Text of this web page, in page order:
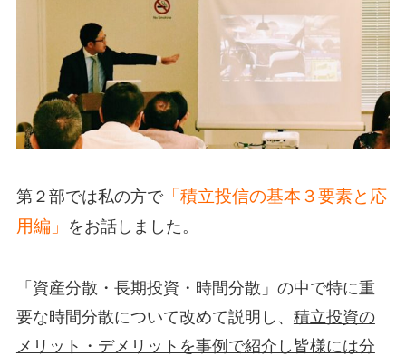
第２部では私の方で「積立投信の基本３要素と応
用編」
をお話しました。
「資産分散・長期投資・時間分散」の中で特に重
要な時間分散について改めて説明し、 積立投資の
メリット・デメリットを事例で紹介し皆様には分